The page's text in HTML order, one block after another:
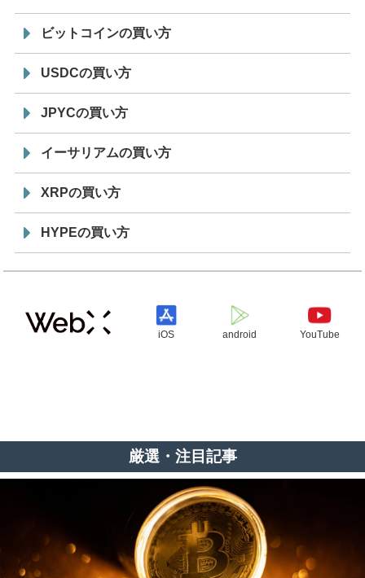
ビットコインの買い方
USDCの買い方
JPYCの買い方
イーサリアムの買い方
XRPの買い方
HYPEの買い方
iOS android YouTube
厳選・注目記事